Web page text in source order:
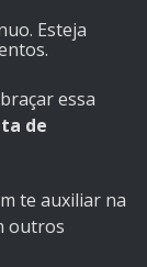
Esteja
essa
de
te auxiliar na
outros